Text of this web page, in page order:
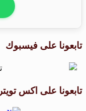
تابعونا على فيسبوك
تابعونا على اكس تويتر